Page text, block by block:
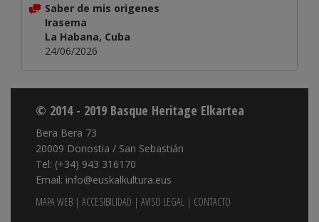
Saber de mis origenes
Irasema
La Habana, Cuba
24/06/2026
© 2014 - 2019 Basque Heritage Elkartea
Bera Bera 73
20009 Donostia / San Sebastián
Tel: (+34) 943 316170
Email: info@euskalkultura.eus
MAPA WEB | ACCESIBILIDAD | AVISO LEGAL | CONTACTO